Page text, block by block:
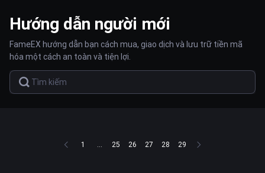
Hướng dẫn người mới
FameEX hướng dẫn bạn cách mua, giao dịch và lưu trữ tiền mã
hóa một cách an toàn và tiện lợi.
1 ... 25 26 27 28 29